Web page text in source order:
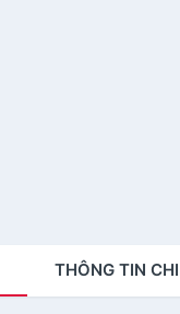
THÔNG TIN